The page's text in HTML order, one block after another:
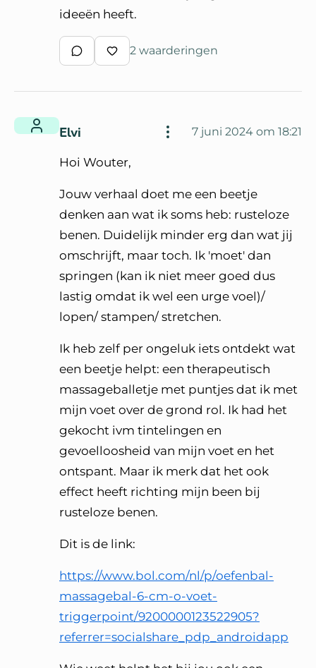
ideeën heeft.
Schrijf een reactie
Waardeer reactie
2 waarderingen
Elvi 7 juni 2024 om 18:21
Hoi Wouter,
Jouw verhaal doet me een beetje
denken aan wat ik soms heb: rusteloze
benen. Duidelijk minder erg dan wat jij
omschrijft, maar toch. Ik 'moet' dan
springen (kan ik niet meer goed dus
lastig omdat ik wel een urge voel)/
lopen/ stampen/ stretchen.
Ik heb zelf per ongeluk iets ontdekt wat
een beetje helpt: een therapeutisch
massageballetje met puntjes dat ik met
mijn voet over de grond rol. Ik had het
gekocht ivm tintelingen en
gevoelloosheid van mijn voet en het
ontspant. Maar ik merk dat het ook
effect heeft richting mijn been bij
rusteloze benen.
Dit is de link:
https://www.bol.com/nl/p/oefenbal-
massagebal-6-cm-o-voet-
triggerpoint/9200000123522905?
referrer=socialshare_pdp_androidapp